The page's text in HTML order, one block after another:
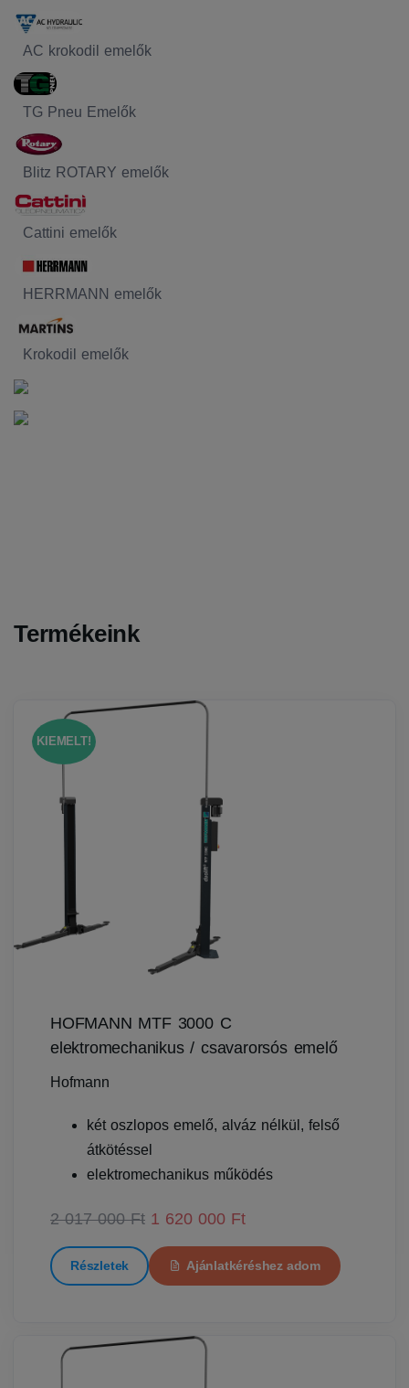
AC krokodil emelők
TG Pneu Emelők
Blitz ROTARY emelők
Cattini emelők
HERRMANN emelők
Krokodil emelők
Termékeink
KIEMELT!
HOFMANN MTF 3000 C
elektromechanikus / csavarorsós emelő
Hofmann
két oszlopos emelő, alváz nélkül, felső
átkötéssel
elektromechanikus működés
2 017 000 Ft 1 620 000 Ft
Részletek Ajánlatkéréshez adom